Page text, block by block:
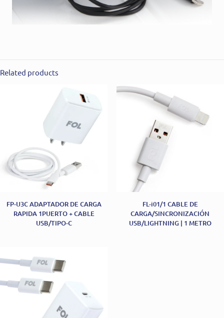
Related products
FP-U3C ADAPTADOR DE CARGA
RAPIDA 1PUERTO + CABLE
USB/TIPO-C
FL-i01/1 CABLE DE
CARGA/SINCRONIZACIÓN
USB/LIGHTNING | 1 METRO